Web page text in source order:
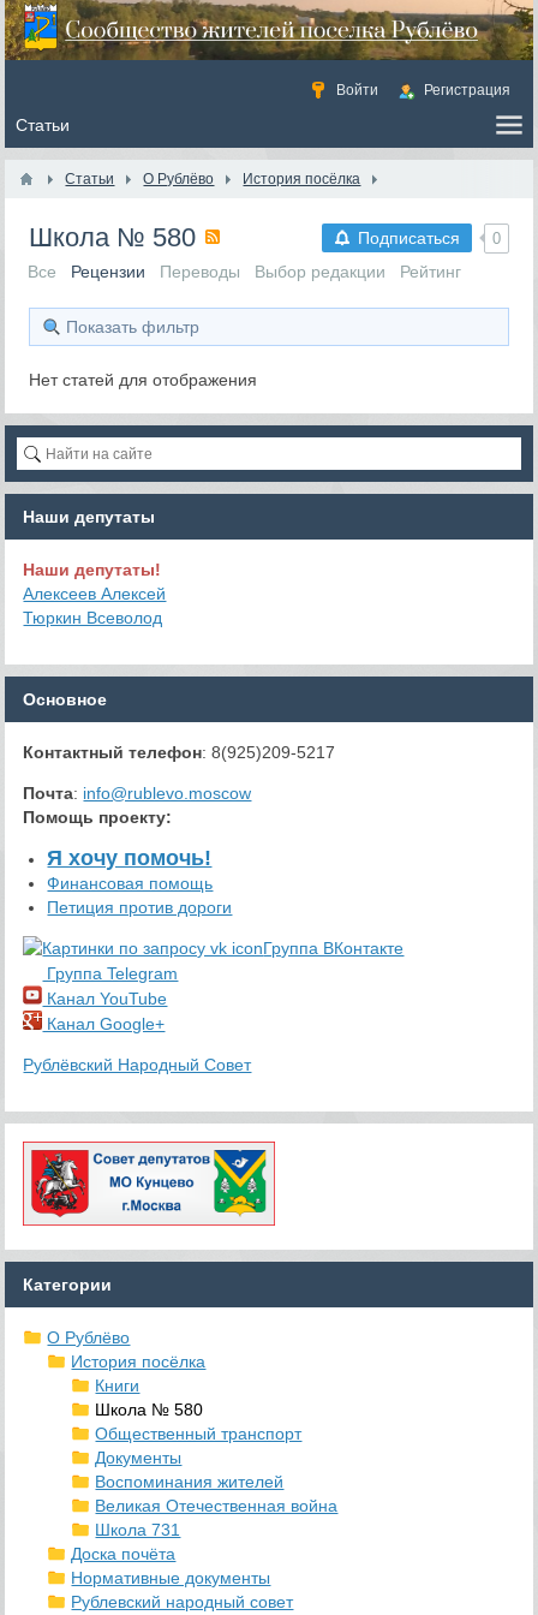
Войти Регистрация
Статьи О Рублёво История посёлка
Подписаться 0
Школа № 580
Все Рецензии Переводы Выбор редакции Рейтинг
Показать фильтр
Нет статей для отображения
Наши депутаты
Наши депутаты!
Алексеев Алексей
Тюркин Всеволод
Основное
Контактный телефон: 8(925)209-5217
Почта: info@rublevo.moscow
Помощь проекту:
Я хочу помочь!
Финансовая помощь
Петиция против дороги
Группа ВКонтакте
Группа Telegram
Канал YouTube
Канал Google+
Рублёвский Народный Совет
Категории
О Рублёво
История посёлка
Книги
Школа № 580
Общественный транспорт
Документы
Воспоминания жителей
Великая Отечественная война
Школа 731
Доска почёта
Нормативные документы
Рублевский народный совет